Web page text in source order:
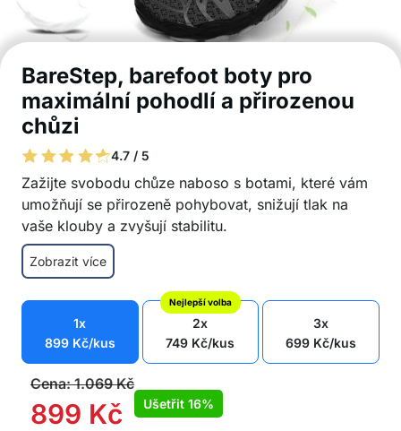
BareStep, barefoot boty pro
maximální pohodlí a přirozenou
chůzi
4.7 / 5
Zažijte svobodu chůze naboso s botami, které vám
umožňují se přirozeně pohybovat, snižují tlak na
vaše klouby a zvyšují stabilitu.
Jemné materiály a flexibilní podrážka umožňují
přirozený pohyb nohou
Ergonomický design zajišťuje maximální pohodlí
a uvolněný krok
Prsty mají dostatek prostoru pro přirozenou
polohu a uvolněnou nohu
Nohy zůstávají odpočaté i při celodenním nošení
Přispívají k lepší cirkulaci a snižují únavu nohou
Vhodné pro každodenní nošení, sportovní
Zobrazit více
1x
899 Kč/kus
Nejlepší volba
2x
749 Kč/kus
3x
699 Kč/kus
Cena:1.069Kč
899 Kč Ušetřit 16%